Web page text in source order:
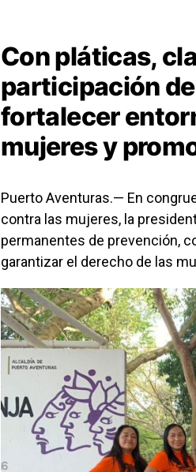
Con pláticas,
participación
fortalecer
mujeres y
Puerto Aventuras.— En
contra las mujeres, la
permanentes de prevención,
garantizar el derecho de las